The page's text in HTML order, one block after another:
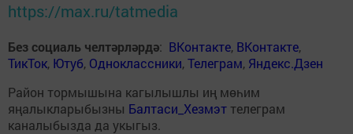
https://max.ru/tatmedia
Без социаль челтәрләрдә: ВКонтакте, ВКонтакте,
ТикТок, Ютуб, Одноклассники,Телеграм, Яндекс.Дзен
Район тормышына кагылышлы иң мөһим
яңалыкларыбызны Балтаси_Хезмэт телеграм
каналыбызда да укыгыз.